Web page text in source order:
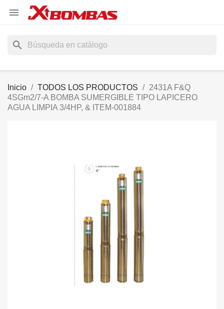

search
Inicio TODOS LOS PRODUCTOS
2431A F&Q
4SGm2/7-A BOMBA SUMERGIBLE TIPO LAPICERO
AGUA LIMPIA 3/4HP, & ITEM-001884